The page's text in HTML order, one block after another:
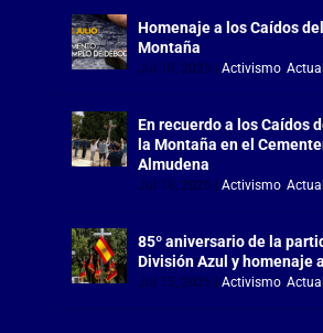
Homenaje a los Caídos
Montaña
Jul 18, 2026 Activismo,
En recuerdo a los Caídos
la Montaña en el
Almudena
Jul 18, 2026 Activismo,
85º aniversario de la
División Azul y homenaje
Jul 15, 2026 Activismo,